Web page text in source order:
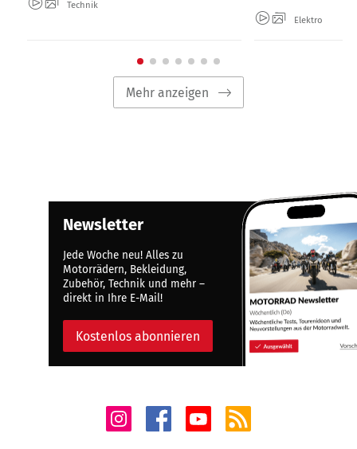
Technik
Elektro
Mehr anzeigen
Newsletter
Jede Woche neu! Alles zu
Motorrädern, Bekleidung,
Zubehör, Technik und mehr –
direkt in Ihre E-Mail!
Kostenlos abonnieren